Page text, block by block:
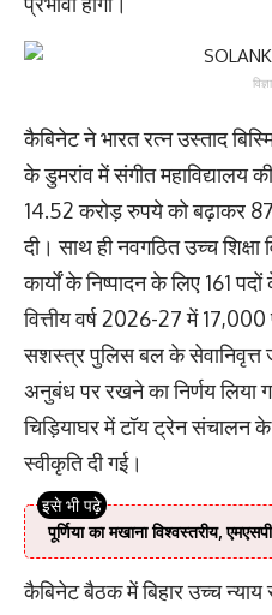
कैबिनेट ने भारत रत्न उस्ताद
के डुमरांव में संगीत महाविद्यालय
14.52 करोड़ रुपये को बढ़ाकर
दी। साथ ही नवगठित उच्च
कार्यों के निष्पादन के लिए 161
वित्तीय वर्ष 2026-27 में
सशस्त्र पुलिस बल के
अनुबंध पर रखने का निर्णय लिया
चिड़ियाघर में टॉय ट्रेन संचालन
स्वीकृति दी गई।
पूर्णिया का मखाना विश्वस्तरीय,
कैबिनेट बैठक में बिहार उच्च